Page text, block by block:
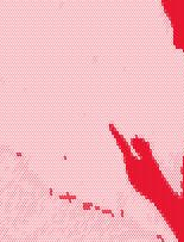
Productions
Activities
Tools